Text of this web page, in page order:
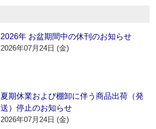
2026年 お盆期間中の休刊のお知らせ
2026年07月24日 (金)
夏期休業および棚卸に伴う商品出荷（発
送）停止のお知らせ
2026年07月24日 (金)